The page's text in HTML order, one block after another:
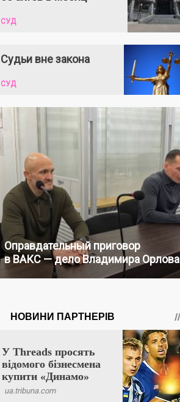
СУД
Судьи вне закона
СУД
Оправдательный приговор
в ВАКС — дело Владимира Орлова